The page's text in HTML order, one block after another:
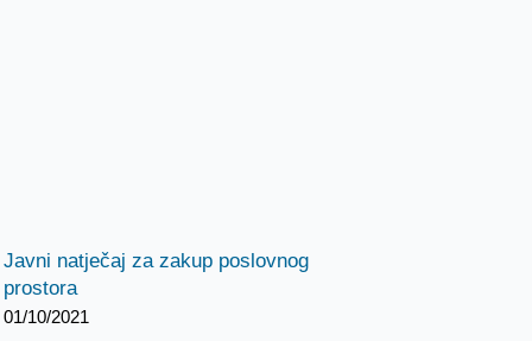
Javni natječaj za zakup poslovnog
prostora
01/10/2021